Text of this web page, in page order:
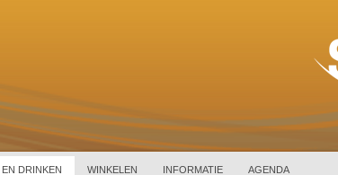
EN DRINKEN WINKELEN INFORMATIE AGENDA